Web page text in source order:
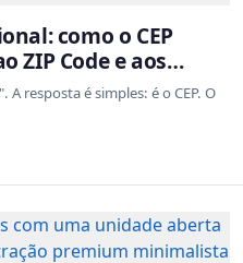
como o CEP
ZIP Code e aos
resposta é simples: é o CEP. O